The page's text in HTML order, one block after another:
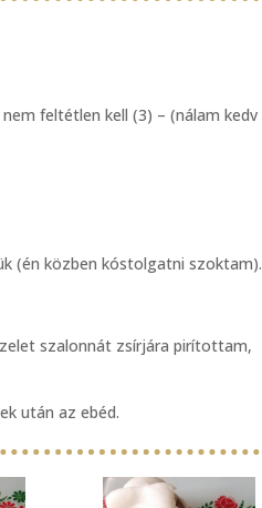
feltétlen kell (3) – (nálam kedv
(én közben kóstolgatni szoktam).
szalonnát zsírjára pirítottam,
után az ebéd.